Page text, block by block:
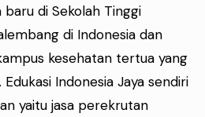
di Sekolah Tinggi
di Indonesia dan
kesehatan tertua yang
Indonesia Jaya sendiri
yaitu jasa perekrutan